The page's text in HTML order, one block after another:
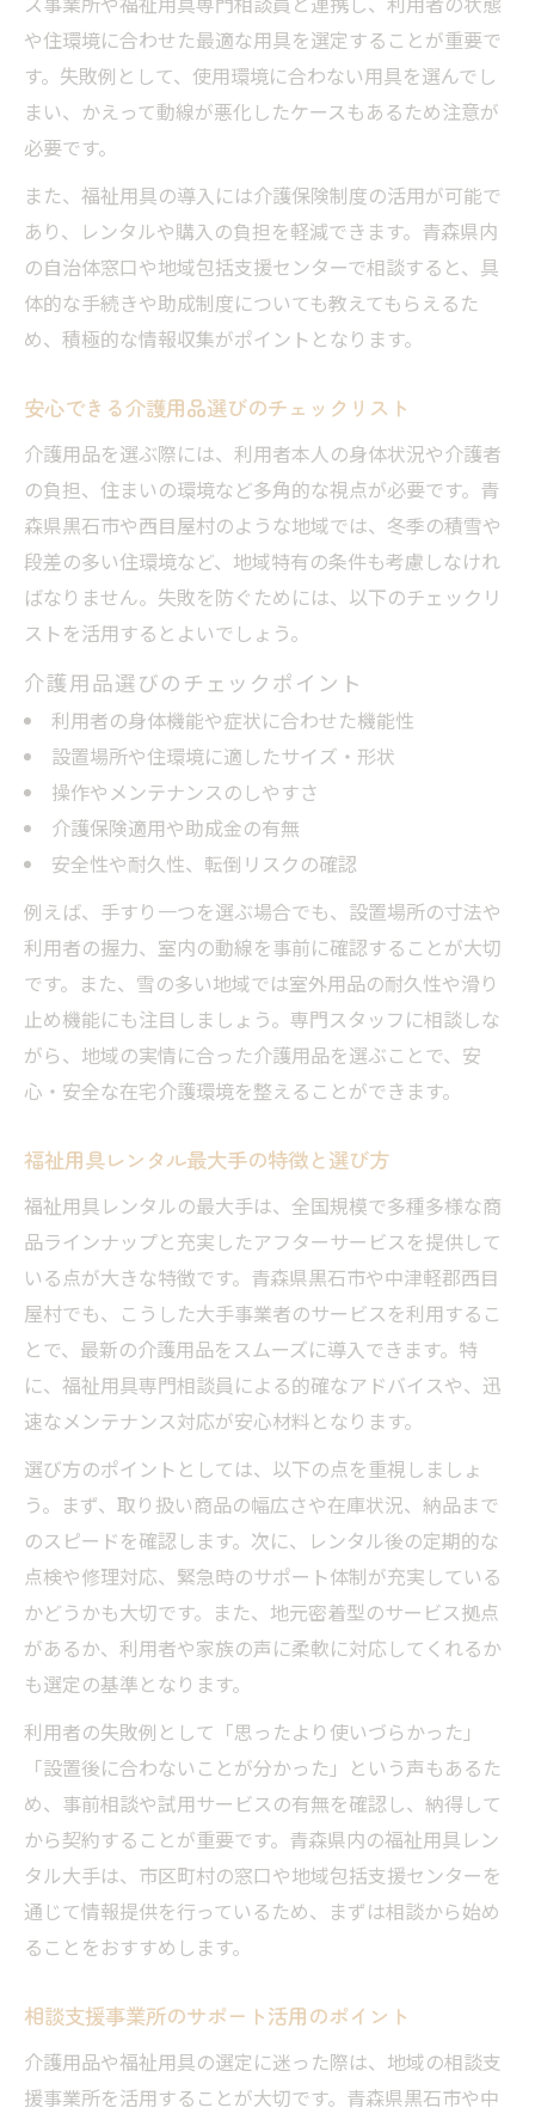
や住環境に合わせた最適な用具を選定することが重要で
す。失敗例として、使用環境に合わない用具を選んでし
まい、かえって動線が悪化したケースもあるため注意が
必要です。
また、福祉用具の導入には介護保険制度の活用が可能で
あり、レンタルや購入の負担を軽減できます。青森県内
の自治体窓口や地域包括支援センターで相談すると、具
体的な手続きや助成制度についても教えてもらえるた
め、積極的な情報収集がポイントとなります。
安心できる介護用品選びのチェックリスト
介護用品を選ぶ際には、利用者本人の身体状況や介護者
の負担、住まいの環境など多角的な視点が必要です。青
森県黒石市や西目屋村のような地域では、冬季の積雪や
段差の多い住環境など、地域特有の条件も考慮しなけれ
ばなりません。失敗を防ぐためには、以下のチェックリ
ストを活用するとよいでしょう。
介護用品選びのチェックポイント
利用者の身体機能や症状に合わせた機能性
設置場所や住環境に適したサイズ・形状
操作やメンテナンスのしやすさ
介護保険適用や助成金の有無
安全性や耐久性、転倒リスクの確認
例えば、手すり一つを選ぶ場合でも、設置場所の寸法や
利用者の握力、室内の動線を事前に確認することが大切
です。また、雪の多い地域では室外用品の耐久性や滑り
止め機能にも注目しましょう。専門スタッフに相談しな
がら、地域の実情に合った介護用品を選ぶことで、安
心・安全な在宅介護環境を整えることができます。
福祉用具レンタル最大手の特徴と選び方
福祉用具レンタルの最大手は、全国規模で多種多様な商
品ラインナップと充実したアフターサービスを提供して
いる点が大きな特徴です。青森県黒石市や中津軽郡西目
屋村でも、こうした大手事業者のサービスを利用するこ
とで、最新の介護用品をスムーズに導入できます。特
に、福祉用具専門相談員による的確なアドバイスや、迅
速なメンテナンス対応が安心材料となります。
選び方のポイントとしては、以下の点を重視しましょ
う。まず、取り扱い商品の幅広さや在庫状況、納品まで
のスピードを確認します。次に、レンタル後の定期的な
点検や修理対応、緊急時のサポート体制が充実している
かどうかも大切です。また、地元密着型のサービス拠点
があるか、利用者や家族の声に柔軟に対応してくれるか
も選定の基準となります。
利用者の失敗例として「思ったより使いづらかった」
「設置後に合わないことが分かった」という声もあるた
め、事前相談や試用サービスの有無を確認し、納得して
から契約することが重要です。青森県内の福祉用具レン
タル大手は、市区町村の窓口や地域包括支援センターを
通じて情報提供を行っているため、まずは相談から始め
ることをおすすめします。
相談支援事業所のサポート活用のポイント
介護用品や福祉用具の選定に迷った際は、地域の相談支
援事業所を活用することが大切です。青森県黒石市や中